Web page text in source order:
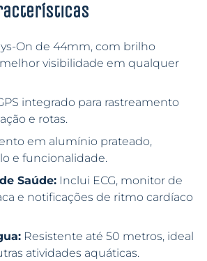
On de 44mm, com brilho
visibilidade em qualquer
integrado para rastreamento
e rotas.
em alumínio prateado,
e funcionalidade.
Saúde: Inclui ECG, monitor de
e notificações de ritmo cardíaco
Resistente até 50 metros, ideal
atividades aquáticas.